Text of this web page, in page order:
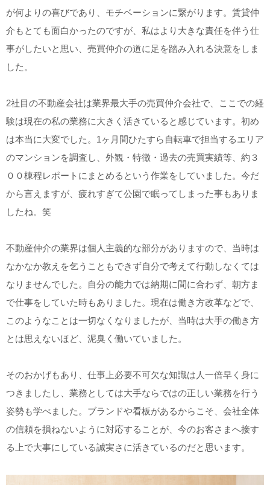
が何よりの喜びであり、モチベーションに繋がります。賃貸仲
介もとても面白かったのですが、私はより大きな責任を伴う仕
事がしたいと思い、売買仲介の道に足を踏み入れる決意をしま
した。
2社目の不動産会社は業界最大手の売買仲介会社で、ここでの経
験は現在の私の業務に大きく活きていると感じています。初め
は本当に大変でした。1ヶ月間ひたすら自転車で担当するエリア
のマンションを調査し、外観・特徴・過去の売買実績等、約３
００棟程レポートにまとめるという作業をしていました。今だ
から言えますが、疲れすぎて公園で眠ってしまった事もありま
したね。笑
不動産仲介の業界は個人主義的な部分がありますので、当時は
なかなか教えを乞うこともできず自分で考えて行動しなくては
なりませんでした。自分の能力では納期に間に合わず、朝方ま
で仕事をしていた時もありました。現在は働き方改革などで、
このようなことは一切なくなりましたが、当時は大手の働き方
とは思えないほど、泥臭く働いていました。
そのおかげもあり、仕事上必要不可欠な知識は人一倍早く身に
つきましたし、業務としては大手ならではの正しい業務を行う
姿勢も学べました。ブランドや看板があるからこそ、会社全体
の信頼を損ねないように対応することが、今のお客さまへ接す
る上で大事にしている誠実さに活きているのだと思います。